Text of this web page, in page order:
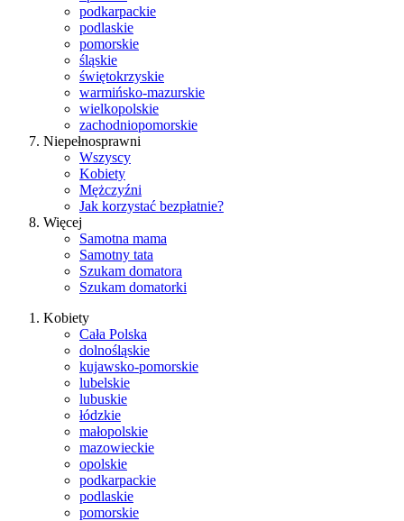
podkarpackie
podlaskie
pomorskie
śląskie
świętokrzyskie
warmińsko-mazurskie
wielkopolskie
zachodniopomorskie
Niepełnosprawni
Wszyscy
Kobiety
Mężczyźni
Jak korzystać bezpłatnie?
Więcej
Samotna mama
Samotny tata
Szukam domatora
Szukam domatorki
Kobiety
Cała Polska
dolnośląskie
kujawsko-pomorskie
lubelskie
lubuskie
łódzkie
małopolskie
mazowieckie
opolskie
podkarpackie
podlaskie
pomorskie